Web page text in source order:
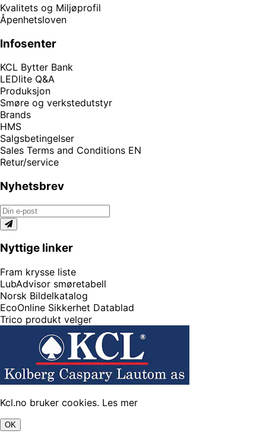
Kvalitets og Miljøprofil
Åpenhetsloven
Infosenter
KCL Bytter Bank
LEDlite Q&A
Produksjon
Smøre og verkstedutstyr
Brands
HMS
Salgsbetingelser
Sales Terms and Conditions EN
Retur/service
Nyhetsbrev
Nyttige linker
Fram krysse liste
LubAdvisor smøretabell
Norsk Bildelkatalog
EcoOnline Sikkerhet Datablad
Trico produkt velger
Kcl.no bruker cookies. Les mer
OK